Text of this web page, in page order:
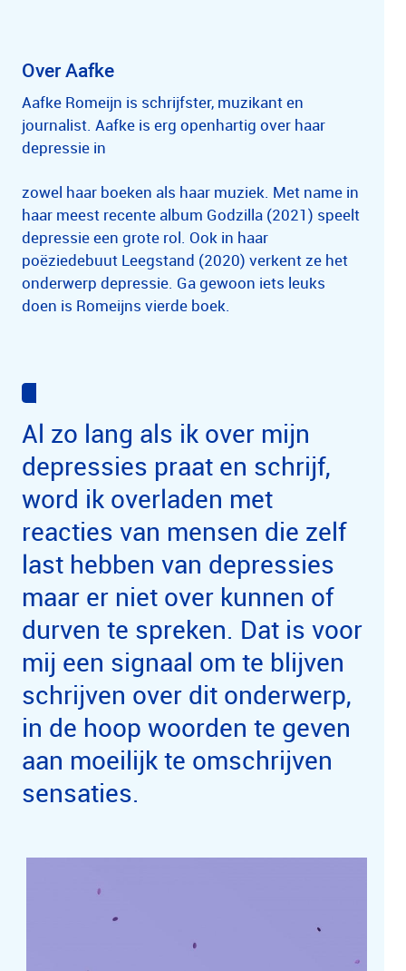
Over Aafke
Aafke Romeijn is schrijfster, muzikant en
journalist. Aafke is erg openhartig over haar
depressie in
zowel haar boeken als haar muziek. Met name in
haar meest recente album Godzilla (2021) speelt
depressie een grote rol. Ook in haar
poëziedebuut Leegstand (2020) verkent ze het
onderwerp depressie. Ga gewoon iets leuks
doen is Romeijns vierde boek.
Al zo lang als ik over mijn
depressies praat en schrijf,
word ik overladen met
reacties van mensen die zelf
last hebben van depressies
maar er niet over kunnen of
durven te spreken. Dat is voor
mij een signaal om te blijven
schrijven over dit onderwerp,
in de hoop woorden te geven
aan moeilijk te omschrijven
sensaties.